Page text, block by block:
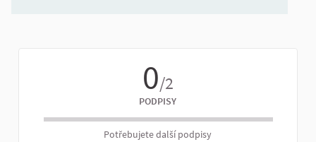
0/2
PODPISY
Potřebujete další podpisy